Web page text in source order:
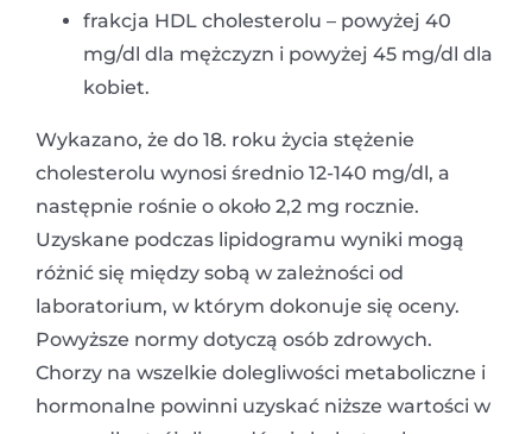
frakcja HDL cholesterolu – powyżej 40
mg/dl dla mężczyzn i powyżej 45 mg/dl dla
kobiet.
Wykazano, że do 18. roku życia stężenie
cholesterolu wynosi średnio 12-140 mg/dl, a
następnie rośnie o około 2,2 mg rocznie.
Uzyskane podczas lipidogramu wyniki mogą
różnić się między sobą w zależności od
laboratorium, w którym dokonuje się oceny.
Powyższe normy dotyczą osób zdrowych.
Chorzy na wszelkie dolegliwości metaboliczne i
hormonalne powinni uzyskać niższe wartości w